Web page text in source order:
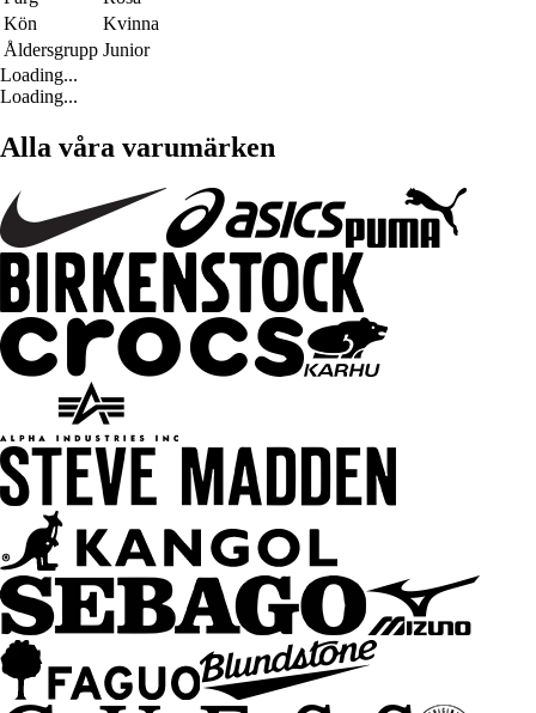
Kön
Kvinna
Åldersgrupp Junior
Loading...
Loading...
Alla våra varumärken